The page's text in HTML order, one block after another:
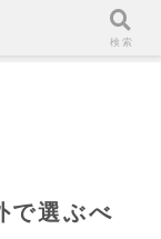
で選ぶべ
検索